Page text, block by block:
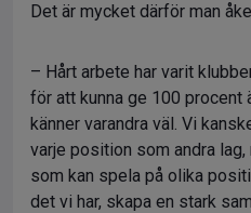
Det är mycket därför man
– Hårt arbete har varit
för att kunna ge 100
känner varandra väl. Vi
varje position som andra
som kan spela på olika
det vi har, skapa en stark